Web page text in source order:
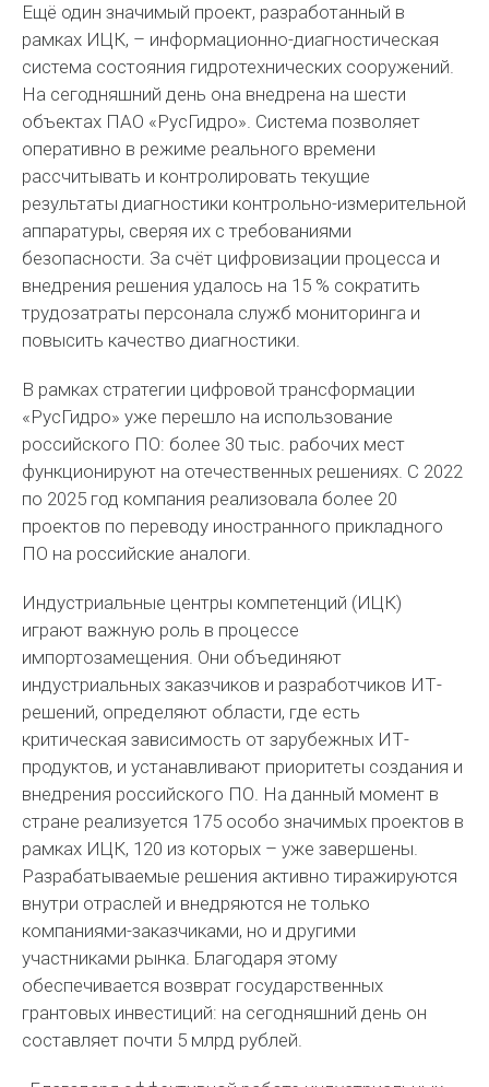
Ещё один значимый проект, разработанный в
рамках ИЦК, – информационно-диагностическая
система состояния гидротехнических сооружений.
На сегодняшний день она внедрена на шести
объектах ПАО «РусГидро». Система позволяет
оперативно в режиме реального времени
рассчитывать и контролировать текущие
результаты диагностики контрольно-измерительной
аппаратуры, сверяя их с требованиями
безопасности. За счёт цифровизации процесса и
внедрения решения удалось на 15 % сократить
трудозатраты персонала служб мониторинга и
повысить качество диагностики.
В рамках стратегии цифровой трансформации
«РусГидро» уже перешло на использование
российского ПО: более 30 тыс. рабочих мест
функционируют на отечественных решениях. С 2022
по 2025 год компания реализовала более 20
проектов по переводу иностранного прикладного
ПО на российские аналоги.
Индустриальные центры компетенций (ИЦК)
играют важную роль в процессе
импортозамещения. Они объединяют
индустриальных заказчиков и разработчиков ИТ-
решений, определяют области, где есть
критическая зависимость от зарубежных ИТ-
продуктов, и устанавливают приоритеты создания и
внедрения российского ПО. На данный момент в
стране реализуется 175 особо значимых проектов в
рамках ИЦК, 120 из которых – уже завершены.
Разрабатываемые решения активно тиражируются
внутри отраслей и внедряются не только
компаниями-заказчиками, но и другими
участниками рынка. Благодаря этому
обеспечивается возврат государственных
грантовых инвестиций: на сегодняшний день он
составляет почти 5 млрд рублей.